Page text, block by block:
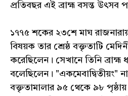
প্রতিবছর এই ব্রাহ্ম বসন্ত উৎসব
১৭৭৫ শকের ২৩শে মাঘ
বিষয়ক তার শ্রেষ্ঠ বক্তৃতাটি
করেছিলেন। সেখানে তিনি ব্রাহ্ম
বলেছিলেন। "একমেবাদ্বিতীয়ং"
বক্তৃতামালার ৯৫ থেকে ৯৮